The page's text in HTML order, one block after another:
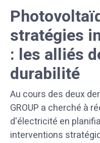
stratégies
: les alliés
durabilité
Au cours des deux
GROUP a cherché à
d'électricité en
interventions